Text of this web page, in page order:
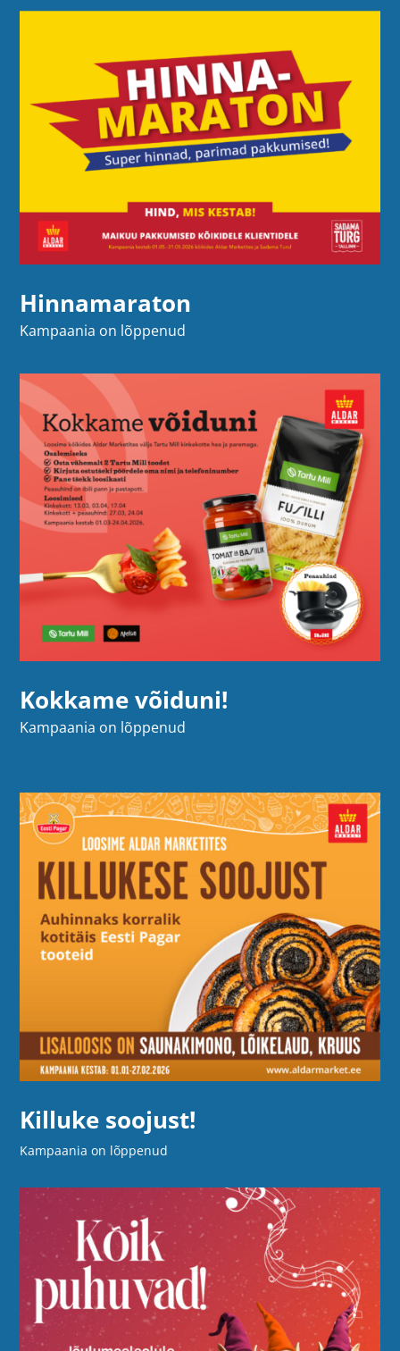
Hinnamaraton
Kampaania on lõppenud
Kokkame võiduni!
Kampaania on lõppenud
Killuke soojust!
Kampaania on lõppenud